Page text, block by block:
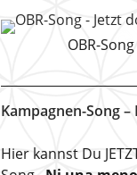
OBR-
Kampagnen-Song
Hier kannst Du